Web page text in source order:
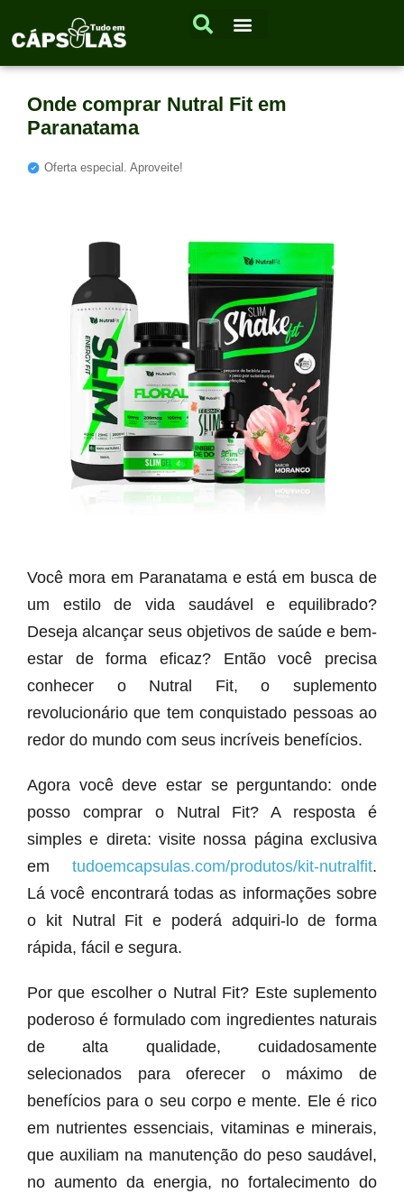
Onde comprar Nutral Fit em
Paranatama
Oferta especial. Aproveite!
Você mora em Paranatama e está em busca de
um estilo de vida saudável e equilibrado?
Deseja alcançar seus objetivos de saúde e bem-
estar de forma eficaz? Então você precisa
conhecer o Nutral Fit, o suplemento
revolucionário que tem conquistado pessoas ao
redor do mundo com seus incríveis benefícios.
Agora você deve estar se perguntando: onde
posso comprar o Nutral Fit? A resposta é
simples e direta: visite nossa página exclusiva
em tudoemcapsulas.com/produtos/kit-nutralfit.
Lá você encontrará todas as informações sobre
o kit Nutral Fit e poderá adquiri-lo de forma
rápida, fácil e segura.
Por que escolher o Nutral Fit? Este suplemento
poderoso é formulado com ingredientes naturais
de alta qualidade, cuidadosamente
selecionados para oferecer o máximo de
benefícios para o seu corpo e mente. Ele é rico
em nutrientes essenciais, vitaminas e minerais,
que auxiliam na manutenção do peso saudável,
no aumento da energia, no fortalecimento do